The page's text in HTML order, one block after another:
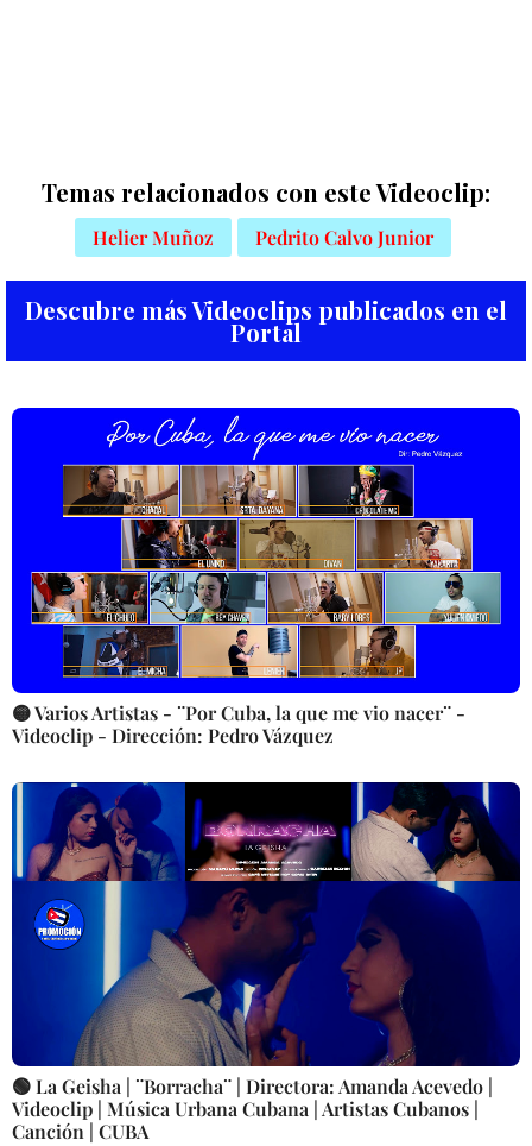
Temas relacionados con este Videoclip:
Helier Muñoz Pedrito Calvo Junior
Descubre más Videoclips publicados en el
Portal
🟡 Varios Artistas - ¨Por Cuba, la que me vio nacer¨ -
Videoclip - Dirección: Pedro Vázquez
🟢 La Geisha | ¨Borracha¨ | Directora: Amanda Acevedo |
Videoclip | Música Urbana Cubana | Artistas Cubanos |
Canción | CUBA